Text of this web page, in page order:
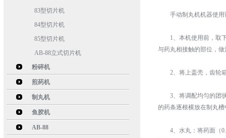
83型切片机
84型切片机
85型切片机
AB-88立式切片机
粉碎机
煎药机
制丸机
鱼胶机
AB-88
手动制丸机机器使用
1、本机使用前，取下
与药丸相接触的部位，做
2、将上盖壳，齿轮箱
3、将调配均匀的团状
的药条逐根横放在制丸
4、水丸：将药面（